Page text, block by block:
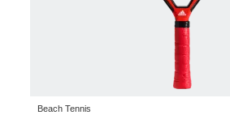
Beach Tennis